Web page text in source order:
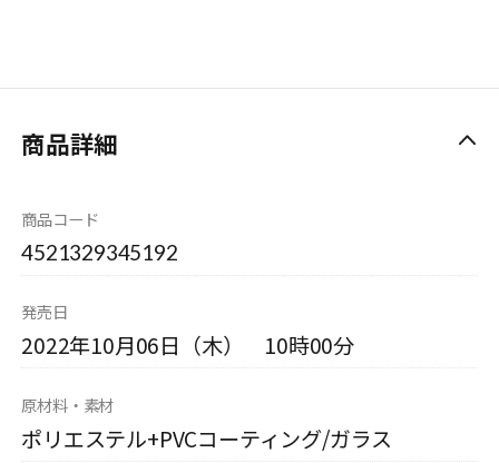
商品詳細
商品コード
4521329345192
発売日
2022年10月06日（木） 10時00分
原材料・素材
ポリエステル+PVCコーティング/ガラス